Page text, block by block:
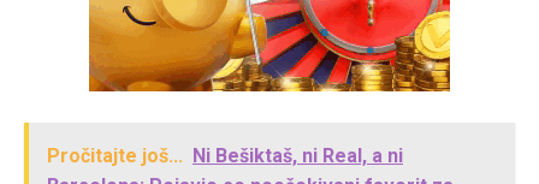
Pročitajte još... Ni Bešiktaš, ni Real, a ni